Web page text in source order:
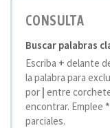
CONSULTA
Buscar palabras
Escriba + delante
la palabra para
por | entre
encontrar. Emplee *
parciales.